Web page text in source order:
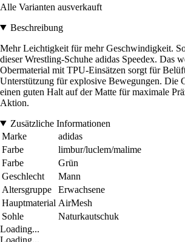
Alle Varianten ausverkauft
Beschreibung
Mehr Leichtigkeit für mehr Geschwindigkeit.
dieser Wrestling-Schuhe adidas Speedex. Das
Obermaterial mit TPU-Einsätzen sorgt für
Unterstützung für explosive Bewegungen. Die
einen guten Halt auf der Matte für maximale
Aktion.
Zusätzliche Informationen
Marke
adidas
Farbe
limbur/luclem/malime
Farbe
Grün
Geschlecht
Mann
Altersgruppe
Erwachsene
Hauptmaterial AirMesh
Sohle
Naturkautschuk
Loading...
Loading...